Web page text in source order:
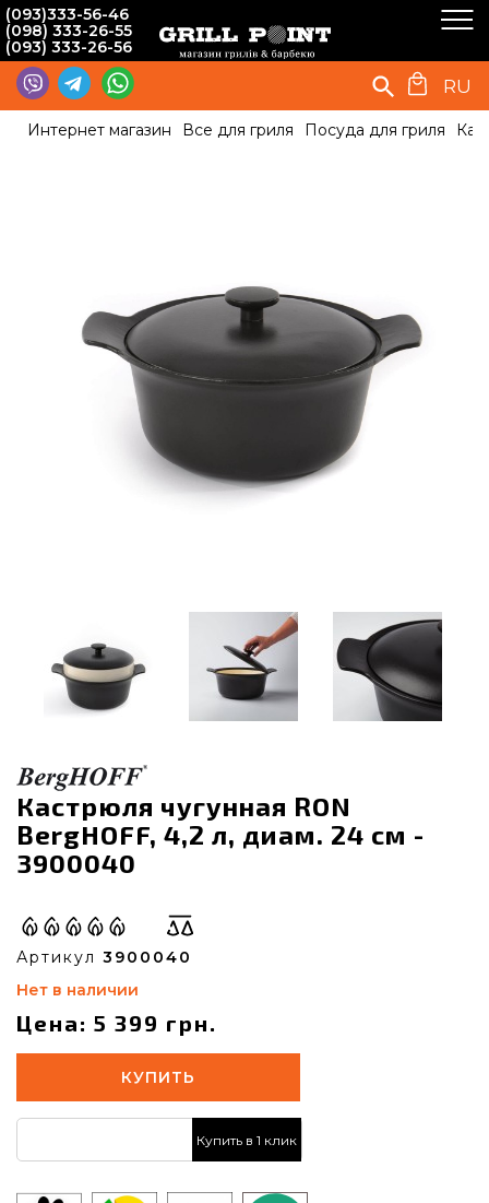
(093)333-56-46
(098) 333-26-55
(093) 333-26-56
RU
Интернет магазин Все для гриля Посуда для гриля
Кастрюля чугунная RON
BergHOFF, 4,2 л, диам. 24 см -
3900040
Артикул 3900040
Нет в наличии
Цена: 5 399 грн.
КУПИТЬ
Купить в 1 клик